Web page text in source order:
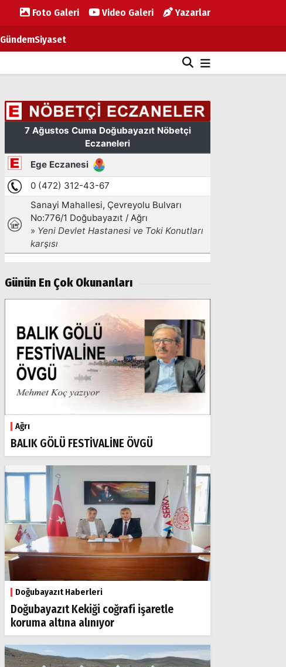
Foto Galeri Video Galeri Yazarlar
GündemSiyaset
Günün En Çok Okunanları
Ağrı
BALIK GÖLÜ FESTİVALİNE ÖVGÜ
Doğubayazıt Haberleri
Doğubayazıt Kekiği coğrafi işaretle
koruma altına alınıyor